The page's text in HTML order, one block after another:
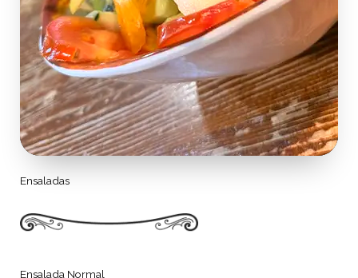
Ensaladas
Ensalada Normal